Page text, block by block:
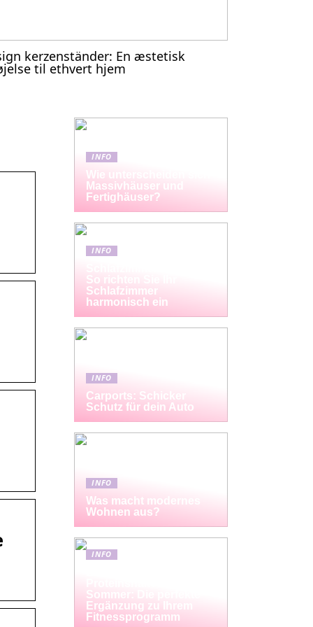
kerzenständer: En æstetisk
til ethvert hjem
INFO
Wie unterscheiden sich
Massivhäuser und
Fertighäuser?
INFO
So richten Sie Ihr
Schlafzimmer
harmonisch ein
INFO
Carports: Schicker
Schutz für dein Auto
INFO
Was macht modernes
Wohnen aus?
INFO
Sommer: Die perfekte
Ergänzung zu Ihrem
Fitnessprogramm